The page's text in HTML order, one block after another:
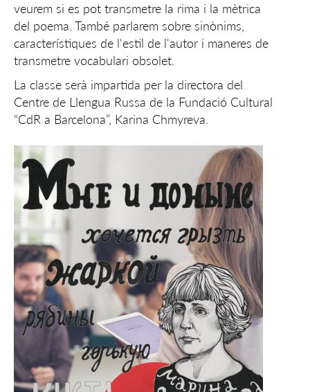
veurem si es pot transmetre la rima i la mètrica
del poema. També parlarem sobre sinònims,
característiques de l'estil de l'autor i maneres de
transmetre vocabulari obsolet.
La classe serà impartida per la directora del
Centre de Llengua Russa de la Fundació Cultural
“CdR a Barcelona”, Karina Chmyreva.